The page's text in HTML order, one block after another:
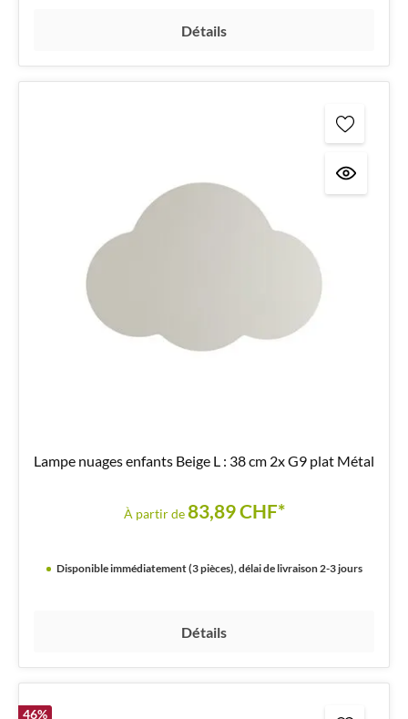
Détails
Lampe nuages enfants Beige L : 38 cm 2x G9 plat Métal
À partir de83,89 CHF*
Disponible immédiatement (3 pièces), délai de livraison 2-3 jours
Détails
46%